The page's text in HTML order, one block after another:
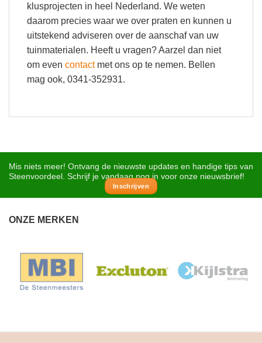
klusprojecten in heel Nederland. We weten
daarom precies waar we over praten en kunnen u
uitstekend adviseren over de aanschaf van uw
tuinmaterialen. Heeft u vragen? Aarzel dan niet
om even contactmet ons op te nemen. Bellen
mag ook, 0341-352931.
Mis niets meer! Ontvang de nieuwste updates en handige tips van
Steenvoordeel. Schrijf je vandaag nog in voor onze nieuwsbrief!
Inschrijven
ONZE MERKEN